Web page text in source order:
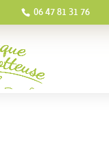
06 47 81 31 76